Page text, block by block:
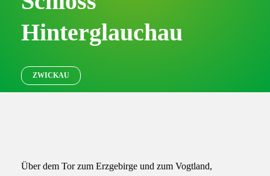
Hinterglauchau
ZWICKAU
Über dem Tor zum Erzgebirge und zum Vogtland,